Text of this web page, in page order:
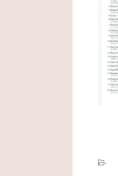
-